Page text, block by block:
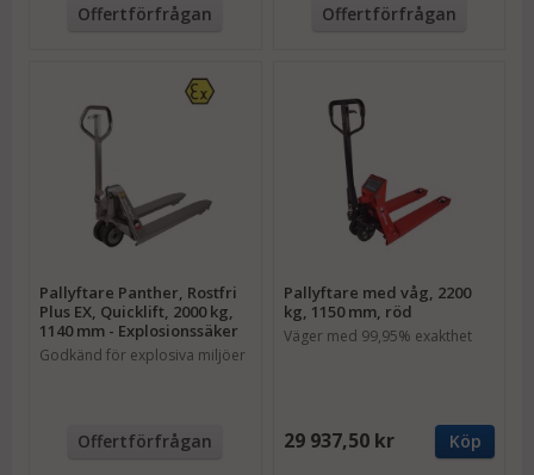
Offertförfrågan Offertförfrågan
Pallyftare Panther, Rostfri
Plus EX, Quicklift, 2000 kg,
1140 mm - Explosionssäker
Godkänd för explosiva miljöer
Offertförfrågan
Pallyftare med våg, 2200
kg, 1150 mm, röd
Väger med 99,95% exakthet
29 937,50 kr Köp